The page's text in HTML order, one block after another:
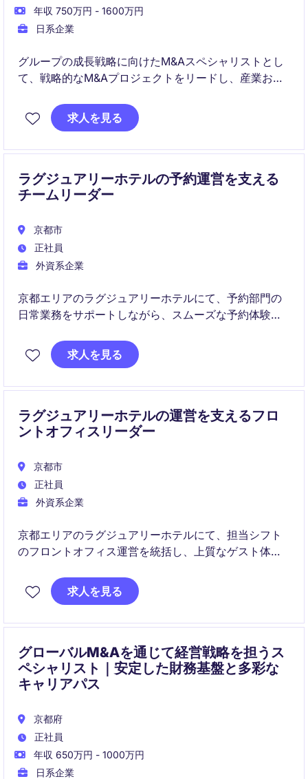
年収 750万円 - 1600万円
日系企業
グループの成長戦略に向けたM&Aスペシャリストとし
て、戦略的なM&Aプロジェクトをリードし、産業およ
計の専門知識を活かし、京都府を拠点に活躍するポジ
ションです。
求人を見る
ラグジュアリーホテルの予約運営を支える
チームリーダー
京都市
正社員
外資系企業
京都エリアのラグジュアリーホテルにて、予約部門の
日常業務をサポートしながら、スムーズな予約体験と
ームマネジメントや業務改善にも携わり、予約部門の
運営を支える重要なポジションです。
求人を見る
ラグジュアリーホテルの運営を支えるフロ
ントオフィスリーダー
京都市
正社員
外資系企業
京都エリアのラグジュアリーホテルにて、担当シフト
のフロントオフィス運営を統括し、上質なゲスト体験
トや他部門との連携を通じて、円滑なホテル運営とサ
ービス品質向上を担うポジションです。
求人を見る
グローバルM&Aを通じて経営戦略を担うス
ペシャリスト｜安定した財務基盤と多彩な
キャリアパス
京都府
正社員
年収 650万円 - 1000万円
日系企業